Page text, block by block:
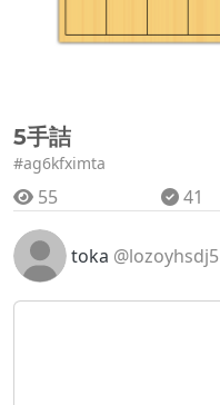
5手詰
#ag6kfximta
55 41
toka @lozoyhsdj5